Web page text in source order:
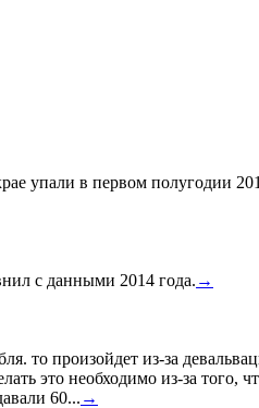
упали в первом полугодии
с данными 2014 года. →
то произойдет из-за
это необходимо из-за того,
60... →